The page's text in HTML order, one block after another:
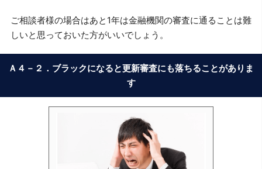
ご相談者様の場合はあと1年は金融機関の審査に通ることは難
しいと思っておいた方がいいでしょう。
Ａ４－２．ブラックになると更新審査にも落ちることがありま
す